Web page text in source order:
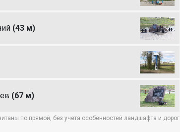
(43 м)
(67 м)
по прямой, без учета особенностей ландшафта и дорог